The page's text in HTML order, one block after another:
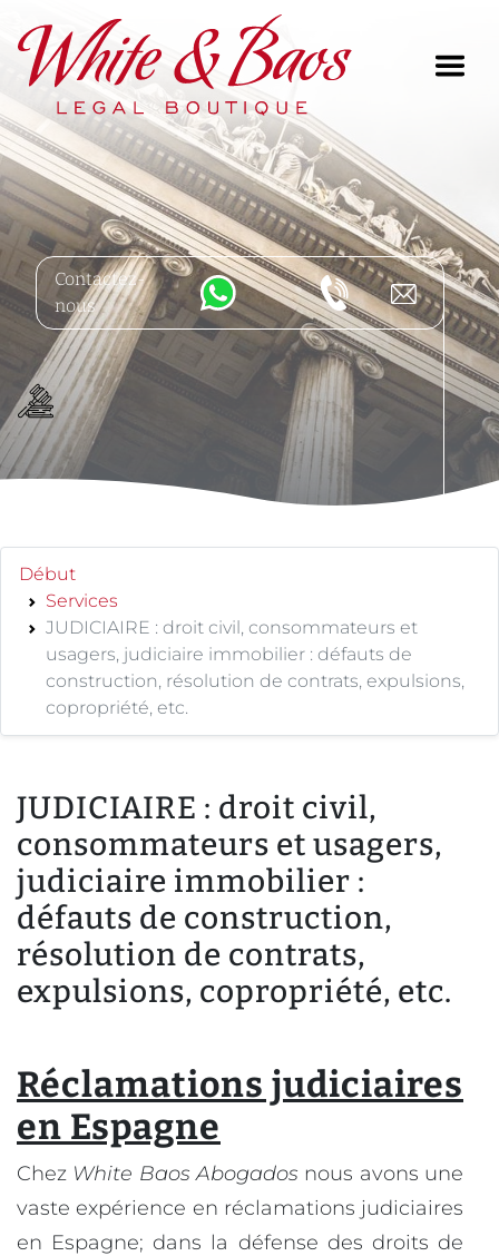
Main Navigation
Contactez-
nous
Début
Services
JUDICIAIRE : droit civil, consommateurs et
usagers, judiciaire immobilier : défauts de
construction, résolution de contrats, expulsions,
copropriété, etc.
JUDICIAIRE : droit civil,
consommateurs et usagers,
judiciaire immobilier :
défauts de construction,
résolution de contrats,
expulsions, copropriété, etc.
Réclamations judiciaires
en Espagne
Chez White Baos Abogados nous avons une
vaste expérience en réclamations judiciaires
en Espagne; dans la défense des droits de